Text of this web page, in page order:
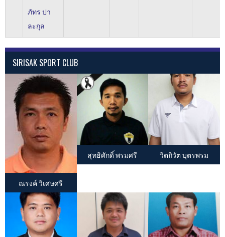
ภัทร ปา
ละกุล
SIRISAK SPORT CLUB
ณรงค์ วิเศษศรี
สุทธิศักดิ์ พรมศรี วิตถิวัต บุตรพรม